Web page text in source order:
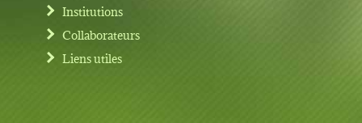
Institutions
Collaborateurs
Liens utiles